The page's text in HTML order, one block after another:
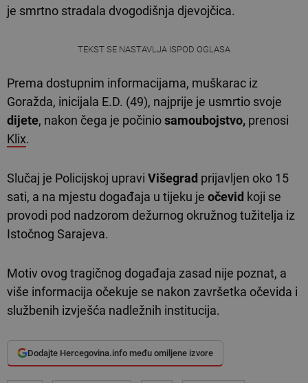
je smrtno stradala dvogodišnja djevojčica.
TEKST SE NASTAVLJA ISPOD OGLASA
Prema dostupnim informacijama, muškarac iz
Goražda, inicijala E.D. (49), najprije je usmrtio svoje
dijete, nakon čega je počiniosamoubojstvo, prenosi
Klix.
Slučaj je Policijskoj upravi Višegrad prijavljen oko 15
sati, a na mjestu događaja u tijeku je očevid koji se
provodi pod nadzorom dežurnog okružnog tužitelja iz
Istočnog Sarajeva.
Motiv ovog tragičnog događaja zasad nije poznat, a
više informacija očekuje se nakon završetka očevida i
službenih izvješća nadležnih institucija.
Dodajte Hercegovina.info među omiljene izvore